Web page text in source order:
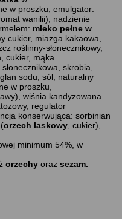
w proszku, emulgator:
wanilii), nadzienie
mleko pełne w
cukier, miazga kakaowa,
roślinny-słonecznikowy,
, cukier, mąka
słonecznikowa, skrobia,
sodu, sól, naturalny
w proszku,
wiśnia kandyzowana
regulator
konserwująca: sorbinian
orzech laskowy , cukier),
minimum 54%, w
orzechy oraz sezam.